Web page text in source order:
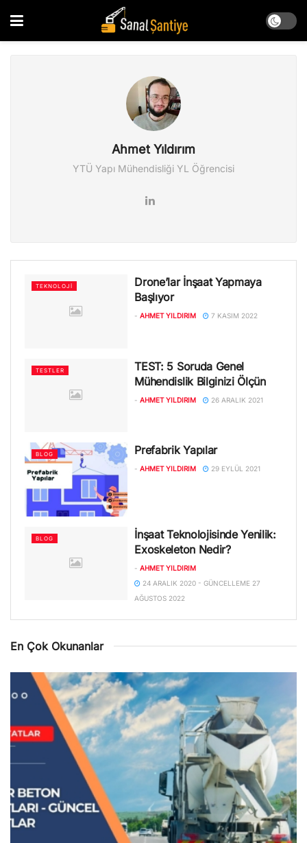
Ahmet Yıldırım
YTÜ Yapı Mühendisliği YL Öğrencisi
TEKNOLOJI
Drone’lar İnşaat Yapmaya
Başlıyor
- AHMET YILDIRIM 7 KASIM 2022
TESTLER
TEST: 5 Soruda Genel
Mühendislik Bilginizi Ölçün
- AHMET YILDIRIM 26 ARALIK 2021
BLOG Prefabrik Yapılar
- AHMET YILDIRIM 29 EYLÜL 2021
BLOG
İnşaat Teknolojisinde Yenilik:
Exoskeleton Nedir?
- AHMET YILDIRIM
24 ARALIK 2020 - GÜNCELLEME 27
AĞUSTOS 2022
En Çok Okunanlar